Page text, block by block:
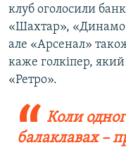
клуб оголосили
«Шахтар»,
але «Арсенал»
каже голкіпер,
«Ретро».
Коли
балаклавах –